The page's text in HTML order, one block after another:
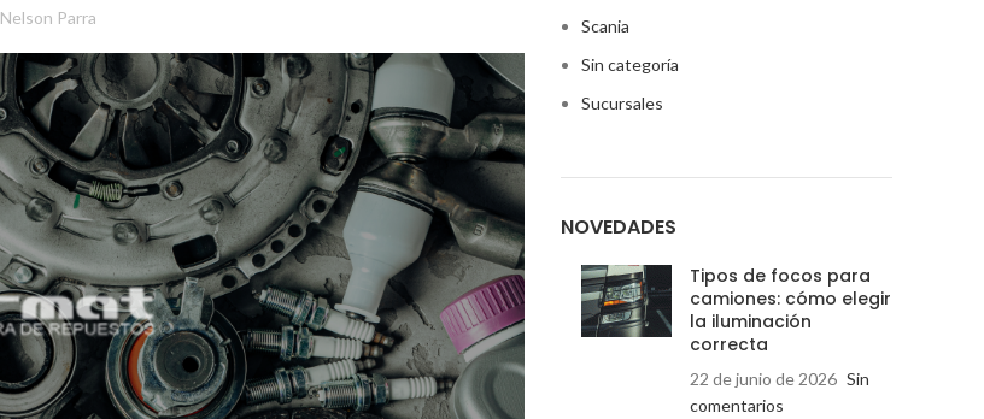
Nelson Parra
Scania
Sin categoría
Sucursales
NOVEDADES
Tipos de focos para
camiones: cómo elegir
la iluminación
correcta
22 de junio de 2026 Sin
comentarios